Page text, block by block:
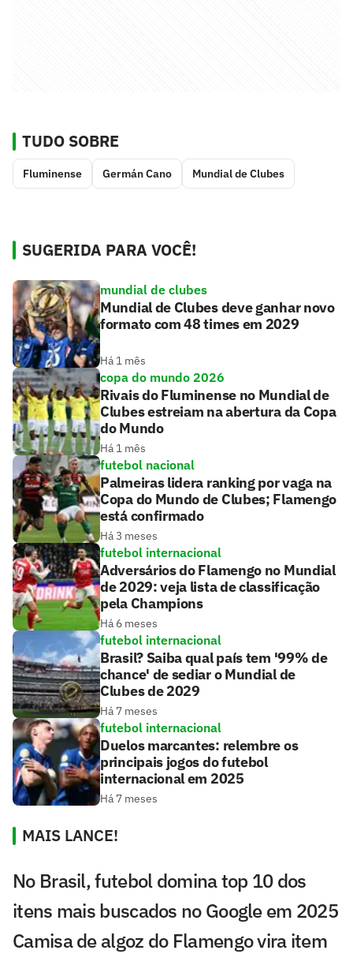
TUDO SOBRE
Fluminense Germán Cano Mundial de Clubes
SUGERIDA PARA VOCÊ!
mundial de clubes
Mundial de Clubes deve ganhar novo
formato com 48 times em 2029
Há 1 mês
copa do mundo 2026
Rivais do Fluminense no Mundial de
Clubes estreiam na abertura da Copa
do Mundo
Há 1 mês
futebol nacional
Palmeiras lidera ranking por vaga na
Copa do Mundo de Clubes; Flamengo
está confirmado
Há 3 meses
futebol internacional
Adversários do Flamengo no Mundial
de 2029: veja lista de classificação
pela Champions
Há 6 meses
futebol internacional
Brasil? Saiba qual país tem '99% de
chance' de sediar o Mundial de
Clubes de 2029
Há 7 meses
futebol internacional
Duelos marcantes: relembre os
principais jogos do futebol
internacional em 2025
Há 7 meses
MAIS LANCE!
No Brasil, futebol domina top 10 dos
itens mais buscados no Google em 2025
Camisa de algoz do Flamengo vira item